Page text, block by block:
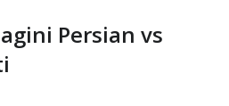
Persian vs